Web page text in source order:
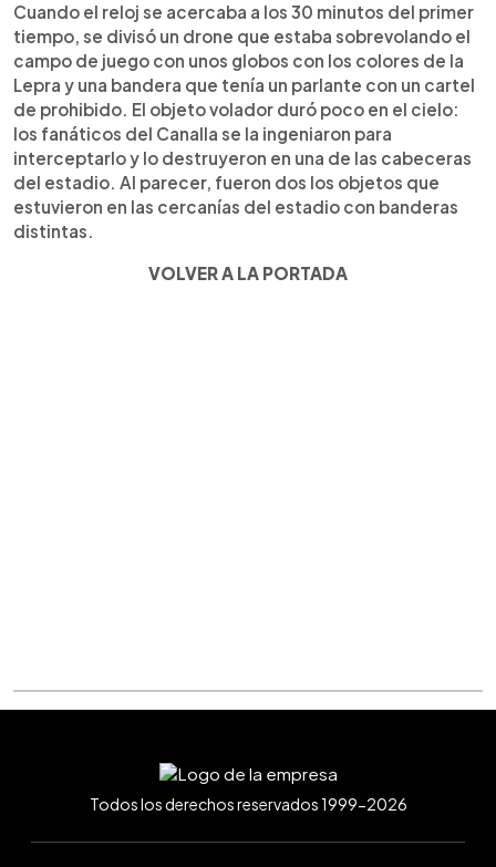
Cuando el reloj se acercaba a los 30 minutos del primer
tiempo, se divisó un drone que estaba sobrevolando el
campo de juego con unos globos con los colores de la
Lepra y una bandera que tenía un parlante con un cartel
de prohibido. El objeto volador duró poco en el cielo:
los fanáticos del Canalla se la ingeniaron para
interceptarlo y lo destruyeron en una de las cabeceras
del estadio. Al parecer, fueron dos los objetos que
estuvieron en las cercanías del estadio con banderas
distintas.
VOLVER A LA PORTADA
Todos los derechos reservados 1999-2026